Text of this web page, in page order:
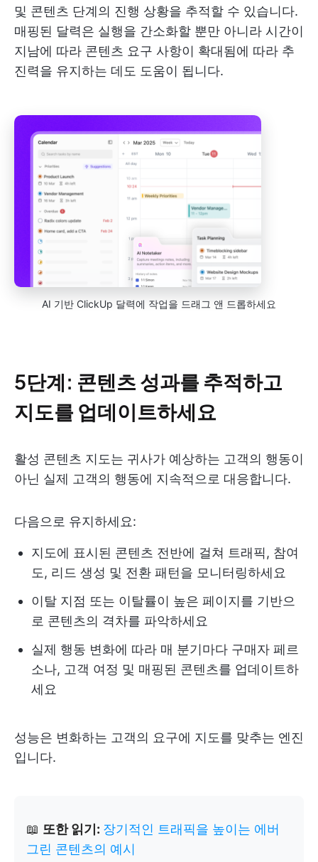
및 콘텐츠 단계의 진행 상황을 추적할 수 있습니다.
매핑된 달력은 실행을 간소화할 뿐만 아니라 시간이
지남에 따라 콘텐츠 요구 사항이 확대됨에 따라 추
진력을 유지하는 데도 도움이 됩니다.
AI 기반 ClickUp 달력에 작업을 드래그 앤 드롭하세요
5단계: 콘텐츠 성과를 추적하고
지도를 업데이트하세요
활성 콘텐츠 지도는 귀사가 예상하는 고객의 행동이
아닌 실제 고객의 행동에 지속적으로 대응합니다.
다음으로 유지하세요:
지도에 표시된 콘텐츠 전반에 걸쳐 트래픽, 참여
도, 리드 생성 및 전환 패턴을 모니터링하세요
이탈 지점 또는 이탈률이 높은 페이지를 기반으
로 콘텐츠의 격차를 파악하세요
실제 행동 변화에 따라 매 분기마다 구매자 페르
소나, 고객 여정 및 매핑된 콘텐츠를 업데이트하
세요
성능은 변화하는 고객의 요구에 지도를 맞추는 엔진
입니다.
📖 또한 읽기: 장기적인 트래픽을 높이는 에버
그린 콘텐츠의 예시